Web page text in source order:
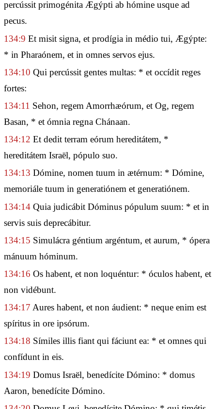
percússit primogénita Ægýpti ab hómine usque ad
pecus.
134:9 Et misit signa, et prodígia in médio tui, Ægýpte:
* in Pharaónem, et in omnes servos ejus.
134:10 Qui percússit gentes multas: * et occídit reges
fortes:
134:11 Sehon, regem Amorrhæórum, et Og, regem
Basan, * et ómnia regna Chánaan.
134:12 Et dedit terram eórum hereditátem, *
hereditátem Israël, pópulo suo.
134:13 Dómine, nomen tuum in ætérnum: * Dómine,
memoriále tuum in generatiónem et generatiónem.
134:14 Quia judicábit Dóminus pópulum suum: * et in
servis suis deprecábitur.
134:15 Simulácra géntium argéntum, et aurum, * ópera
mánuum hóminum.
134:16 Os habent, et non loquéntur: * óculos habent, et
non vidébunt.
134:17 Aures habent, et non áudient: * neque enim est
spíritus in ore ipsórum.
134:18 Símiles illis fiant qui fáciunt ea: * et omnes qui
confídunt in eis.
134:19 Domus Israël, benedícite Dómino: * domus
Aaron, benedícite Dómino.